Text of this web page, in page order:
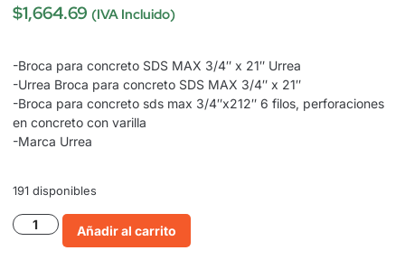
$1,664.69 (IVA Incluido)
-Broca para concreto SDS MAX 3/4″ x 21″ Urrea
-Urrea Broca para concreto SDS MAX 3/4″ x 21″
-Broca para concreto sds max 3/4″x212″ 6 filos, perforaciones
en concreto con varilla
-Marca Urrea
191 disponibles
Añadir al carrito